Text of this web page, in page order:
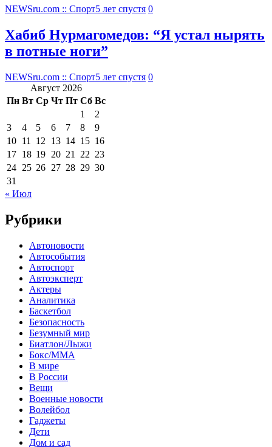
NEWSru.com :: Спорт5 лет спустя 0
Хабиб Нурмагомедов: “Я устал нырять
в потные ноги”
NEWSru.com :: Спорт5 лет спустя 0
Август 2026
Пн Вт Ср Чт Пт Сб Вс
1
2
3
4 5 6 7 8
9
10 11 12 13 14 15 16
17 18 19 20 21 22 23
24 25 26 27 28 29 30
31
« Июл
Рубрики
Автоновости
Автособытия
Автоспорт
Автоэксперт
Актеры
Аналитика
Баскетбол
Безопасность
Безумный мир
Биатлон/Лыжи
Бокс/MMA
В мире
В России
Вещи
Военные новости
Волейбол
Гаджеты
Дети
Дом и сад